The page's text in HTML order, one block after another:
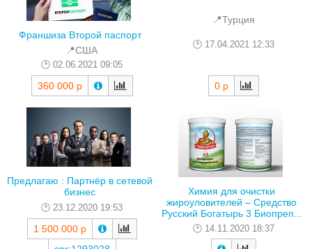
Франшиза Второй паспорт
📍США
02.06.2021 09:05
360 000 р
📍Турция
17.04.2021 12:33
0 р
Предлагаю : Партнёр в сетевой
бизнес
23.12.2020 19:53
1 500 000 р
Химия для очистки
жироуловителей – Средство
Русский Богатырь 3 Биопреп...
14.11.2020 18:37